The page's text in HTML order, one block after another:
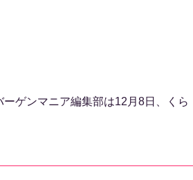
ゲンマニア編集部は12月8日、くら